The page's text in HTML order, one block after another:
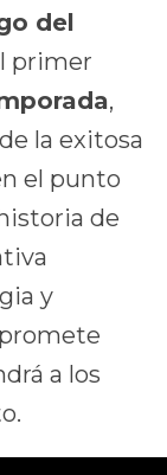
del
primer
,
la exitosa
el punto
de
y
a los